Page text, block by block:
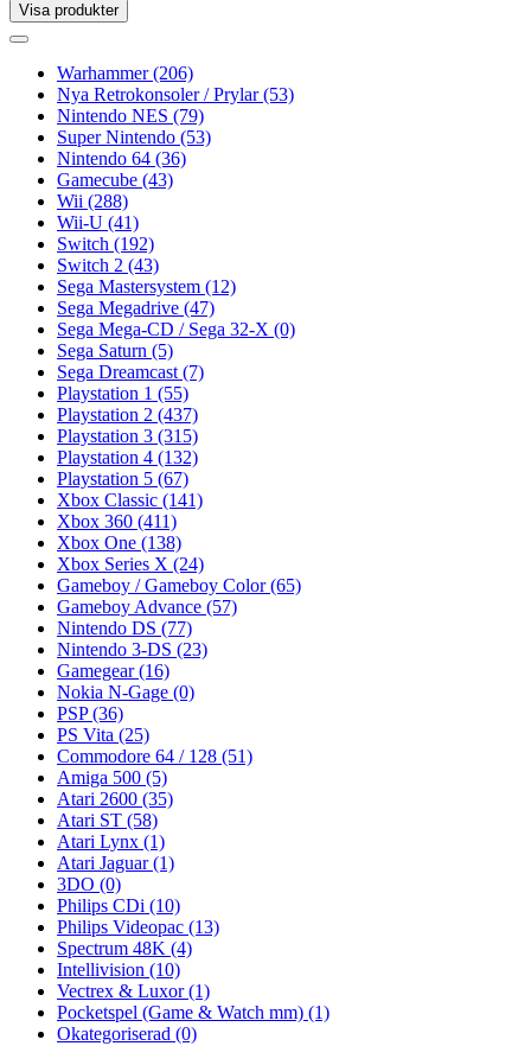
Visa produkter
Toggle
Toggle
navigationWarhammer(206)
Nya Retrokonsoler / Prylar(53)
Nintendo NES (79)
Super Nintendo (53)
Nintendo 64 (36)
Gamecube (43)
Wii (288)
Wii-U (41)
Switch (192)
Switch 2 (43)
Sega Mastersystem (12)
Sega Megadrive (47)
Sega Mega-CD / Sega 32-X (0)
Sega Saturn (5)
Sega Dreamcast (7)
Playstation 1 (55)
Playstation 2 (437)
Playstation 3 (315)
Playstation 4 (132)
Playstation 5 (67)
Xbox Classic (141)
Xbox 360 (411)
Xbox One (138)
Xbox Series X (24)
Gameboy / Gameboy Color(65)
Gameboy Advance (57)
Nintendo DS (77)
Nintendo 3-DS (23)
Gamegear(16)
Nokia N-Gage (0)
PSP(36)
PS Vita (25)
Commodore 64 / 128 (51)
Amiga 500 (5)
Atari 2600 (35)
Atari ST (58)
Atari Lynx (1)
Atari Jaguar(1)
3DO (0)
Philips CDi (10)
Philips Videopac (13)
Spectrum 48K (4)
Intellivision (10)
Vectrex & Luxor(1)
Pocketspel (Game & Watch mm) (1)
Okategoriserad (0)